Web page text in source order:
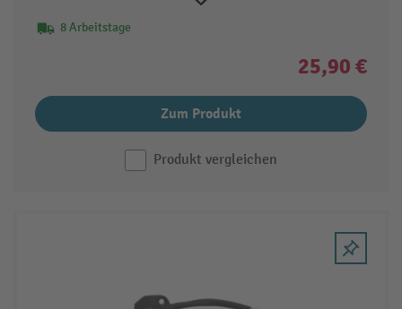
8 Arbeitstage
25,90 €
Zum Produkt
Produkt vergleichen